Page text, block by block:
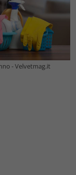
- Velvetmag.it